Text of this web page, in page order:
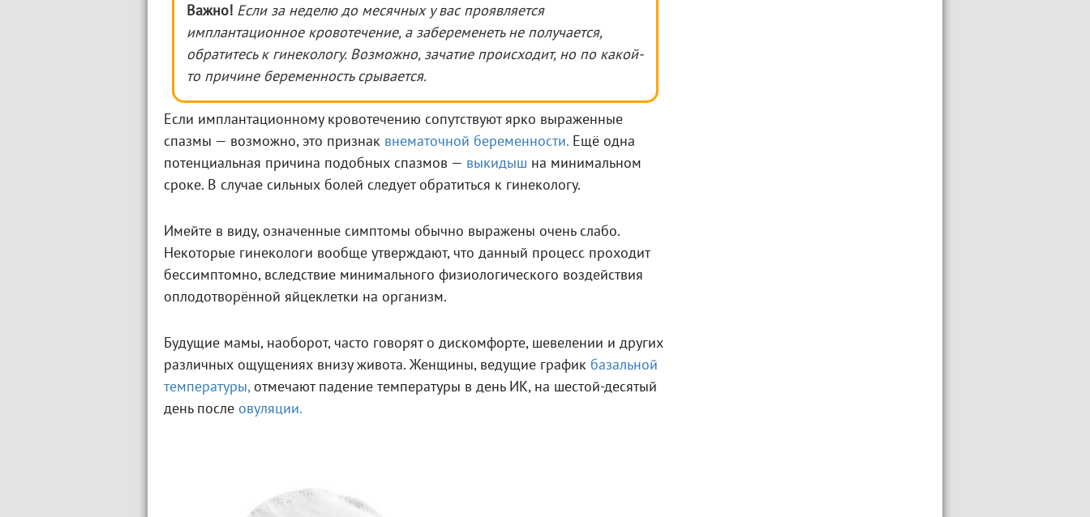
Важно! Если за неделю до месячных у вас проявляется
имплантационное кровотечение, а забеременеть не получается,
обратитесь к гинекологу. Возможно, зачатие происходит, но по какой-
то причине беременность срывается.
Если имплантационному кровотечению сопутствуют ярко выраженные
спазмы — возможно, это признак внематочной беременности. Ещё одна
потенциальная причина подобных спазмов — выкидыш на минимальном
сроке. В случае сильных болей следует обратиться к гинекологу.
Имейте в виду, означенные симптомы обычно выражены очень слабо.
Некоторые гинекологи вообще утверждают, что данный процесс проходит
бессимптомно, вследствие минимального физиологического воздействия
оплодотворённой яйцеклетки на организм.
Будущие мамы, наоборот, часто говорят о дискомфорте, шевелении и других
различных ощущениях внизу живота. Женщины, ведущие график базальной
температуры,отмечают падение температуры в день ИК, на шестой-десятый
день после овуляции.